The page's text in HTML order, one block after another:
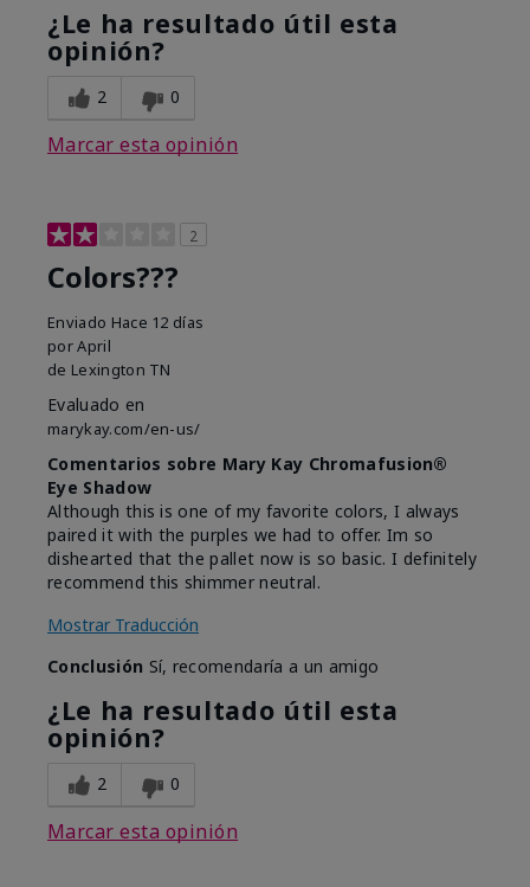
¿Le ha resultado útil esta
opinión?
2 0
Marcar esta opinión
2
Colors???
Enviado Hace 12 días
porApril
de Lexington TN
Evaluado en
marykay.com/en-us/
Comentarios sobre Mary Kay Chromafusion®
Eye Shadow
Although this is one of my favorite colors, I always
paired it with the purples we had to offer. Im so
dishearted that the pallet now is so basic. I definitely
recommend this shimmer neutral.
Mostrar Traducción
Conclusión Sí, recomendaría a un amigo
¿Le ha resultado útil esta
opinión?
2 0
Marcar esta opinión